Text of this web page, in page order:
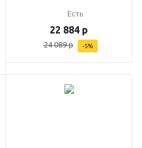
Есть
22 884 р
24 089р -5%